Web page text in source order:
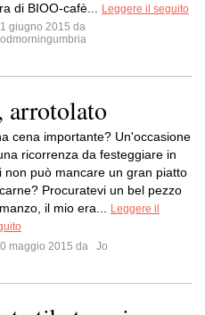
di BIOO-cafè...
Leggere il seguito
giugno 2015 da
arrotolato
cena importante? Un'occasione
ricorrenza da festeggiare in
non può mancare un gran piatto
Procuratevi un bel pezzo
il mio era...
Leggere il
maggio 2015 da
Jo